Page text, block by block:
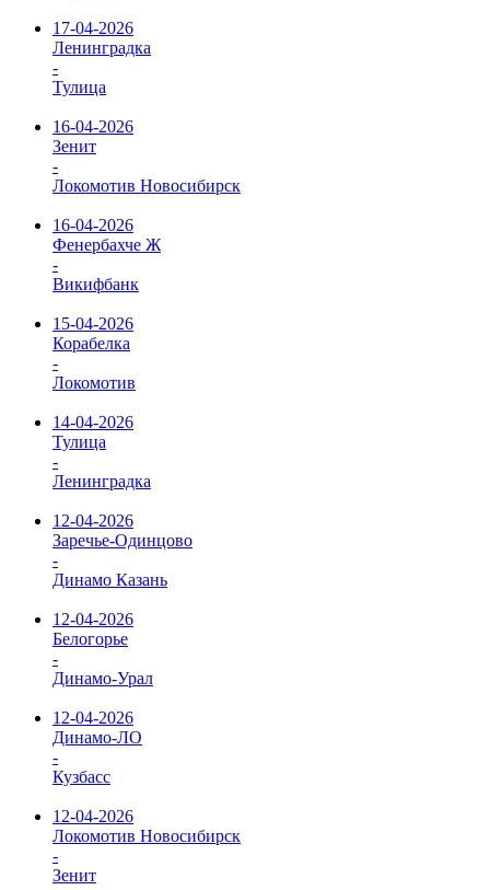
17-04-2026
Ленинградка
-
Тулица
16-04-2026
Зенит
-
Локомотив Новосибирск
16-04-2026
Фенербахче Ж
-
Викифбанк
15-04-2026
Корабелка
-
Локомотив
14-04-2026
Тулица
-
Ленинградка
12-04-2026
Заречье-Одинцово
-
Динамо Казань
12-04-2026
Белогорье
-
Динамо-Урал
12-04-2026
Динамо-ЛО
-
Кузбасс
12-04-2026
Локомотив Новосибирск
-
Зенит